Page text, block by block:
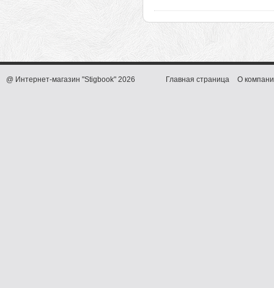
@ Интернет-магазин "Stigbook" 2026 Главная страница О